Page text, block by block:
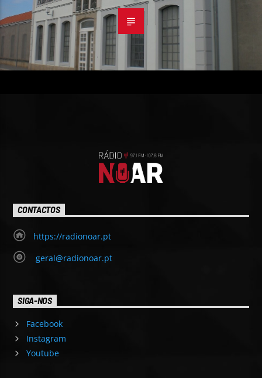
CONTACTOS
https://radionoar.pt
geral@radionoar.pt
SIGA-NOS
Facebook
Instagram
Youtube